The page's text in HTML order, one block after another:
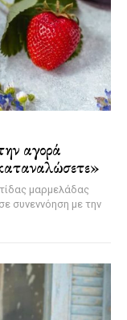
αγορά
μαρμελάδας
συνεννόηση με την